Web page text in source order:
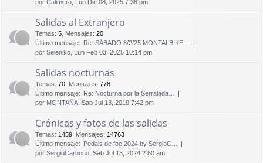
por Calimero , Lun Dic 08, 2025 7:36 pm
Salidas al Extranjero
Temas: 5 Mensajes: 20
Último mensaje: Re: SÁBADO 8/2/25 MONTALBIKE …
por Seleniko , Lun Feb 03, 2025 10:14 pm
Salidas nocturnas
Temas: 70 Mensajes: 778
Último mensaje: Re: Nocturna por la Serralada…
por MONTAÑA , Sab Jul 13, 2019 7:42 pm
Crónicas y fotos de las salidas
Temas: 1459 Mensajes: 14763
Último mensaje: Pedals de foc 2024 by SergioC…
por SergioCarbono , Sab Jul 13, 2024 2:50 am